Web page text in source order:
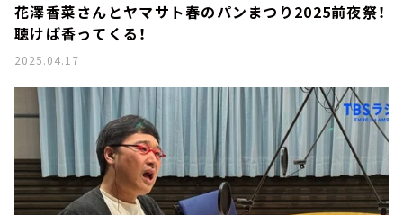
花澤香菜さんとヤマサト春のパンまつり2025前夜祭！
聴けば香ってくる！
2025.04.17